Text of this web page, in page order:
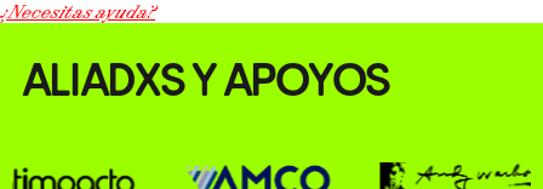
¿Necesitas ayuda?
ALIADXS Y APOYOS